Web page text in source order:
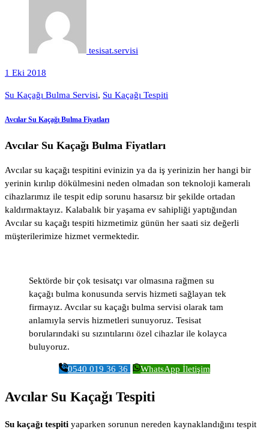
tesisat.servisi
1 Eki 2018
Su Kaçağı Bulma Servisi, Su Kaçağı Tespiti
Avcılar Su Kaçağı Bulma Fiyatları
Avcılar Su Kaçağı Bulma Fiyatları
Avcılar su kaçağı tespitini evinizin ya da iş yerinizin her hangi bir
yerinin kırılıp dökülmesini neden olmadan son teknoloji kameralı
cihazlarımız ile tespit edip sorunu hasarsız bir şekilde ortadan
kaldırmaktayız. Kalabalık bir yaşama ev sahipliği yaptığından
Avcılar su kaçağı tespiti hizmetimiz günün her saati siz değerli
müşterilerimize hizmet vermektedir.
Sektörde bir çok tesisatçı var olmasına rağmen su
kaçağı bulma konusunda servis hizmeti sağlayan tek
firmayız. Avcılar su kaçağı bulma servisi olarak tam
anlamıyla servis hizmetleri sunuyoruz. Tesisat
borularındaki su sızıntılarını özel cihazlar ile kolayca
buluyoruz.
0540 019 36 36 WhatsApp İletişim
Avcılar Su Kaçağı Tespiti
Su kaçağı tespiti yaparken sorunun nereden kaynaklandığını tespit